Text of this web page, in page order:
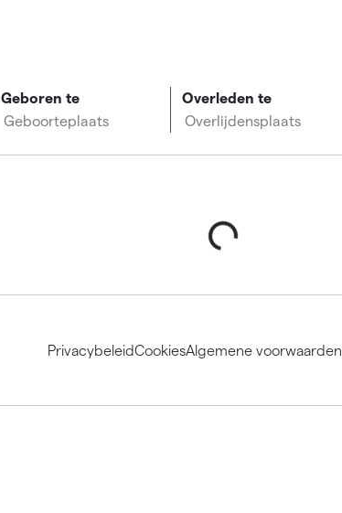
Geboren te
Geboorteplaats
Overleden te
Overlijdensplaats
PrivacybeleidCookiesAlgemene voorwaarden